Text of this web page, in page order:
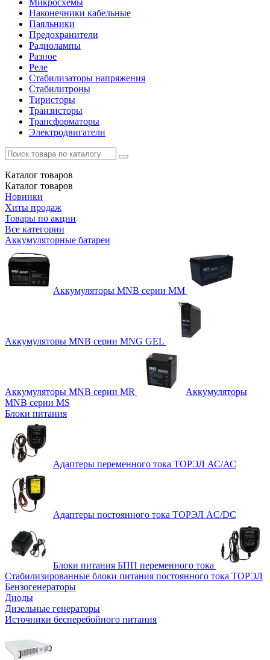
Наконечники кабельные
Паяльники
Предохранители
Радиолампы
Разное
Реле
Стабилизаторы напряжения
Стабилитроны
Тиристоры
Транзисторы
Трансформаторы
Электродвигатели
Каталог товаров
Каталог товаров
Новинки
Хиты продаж
Товары по акции
Все категории
Аккумуляторные батареи
Аккумуляторы MNB серии MM
Аккумуляторы MNB серии MNG GEL
Аккумуляторы MNB серии MR
Аккумуляторы
MNB серии MS
Блоки питания
Адаптеры переменного тока ТОРЭЛ АС/АС
Адаптеры постоянного тока ТОРЭЛ AC/DC
Блоки питания БПП переменного тока
Стабилизированные блоки питания постоянного тока ТОРЭЛ
Бензогенераторы
Диоды
Дизельные генераторы
Источники бесперебойного питания